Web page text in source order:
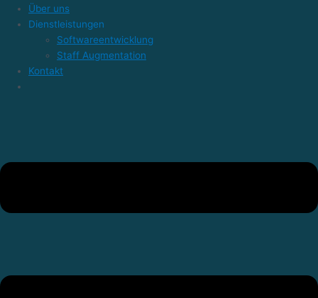
Über uns
Dienstleistungen
Softwareentwicklung
Staff Augmentation
Kontakt